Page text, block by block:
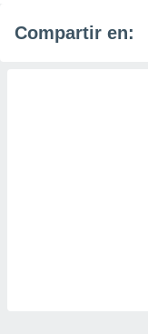
Compartir en: